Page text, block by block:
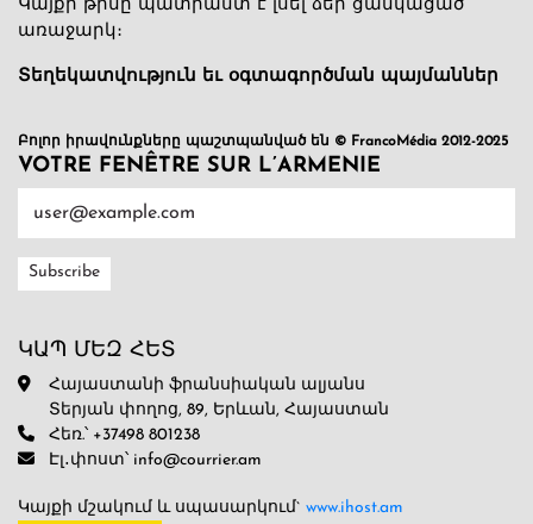
Կայքի թիմը պատրաստ է լսել ձեր ցանկացած
առաջարկ։
Տեղեկատվություն եւ օգտագործման պայմաններ
Բոլոր իրավունքները պաշտպանված են © FrancoMédia 2012-2025
VOTRE FENÊTRE SUR L’ARMENIE
ԿԱՊ ՄԵԶ ՀԵՏ
Հայաստանի ֆրանսիական ալյանս
Տերյան փողոց, 89, Երևան, Հայաստան
Հեռ.՝ +37498 801238
Էլ․փոստ՝ info@courrier.am
Կայքի մշակում և սպասարկում` www.ihost.am